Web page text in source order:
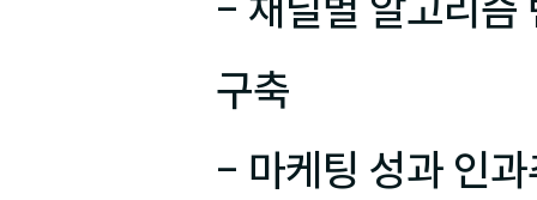
구축
- 마케팅 성과 인